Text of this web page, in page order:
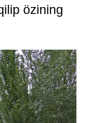
özining